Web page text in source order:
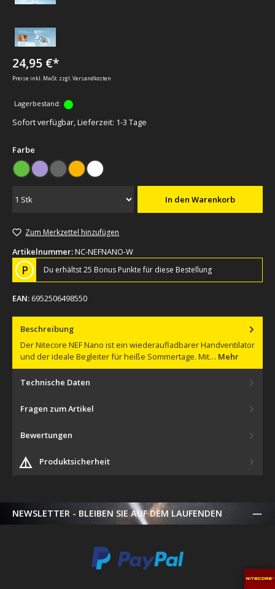
24,95 €*
Preise inkl. MwSt. zzgl. Versandkosten
Lagerbestand:
Sofort verfügbar, Lieferzeit: 1-3 Tage
Farbe
GrünViolet grauorangeweiss
In den Warenkorb
Zum Merkzettel hinzufügen
Artikelnummer:NC-NEFNANO-W
P Du erhältst 25 Bonus Punkte für diese Bestellung
EAN: 6952506498550
Beschreibung
Der Nitecore NEF Nano ist ein wiederaufladbarer Handventilator
und der ideale Begleiter für heiße Sommertage. Mit… Mehr
Technische Daten
⚠️ Produktsicherheit
Fragen zum Artikel
Bewertungen
NEWSLETTER - BLEIBEN SIE AUF DEM LAUFENDEN